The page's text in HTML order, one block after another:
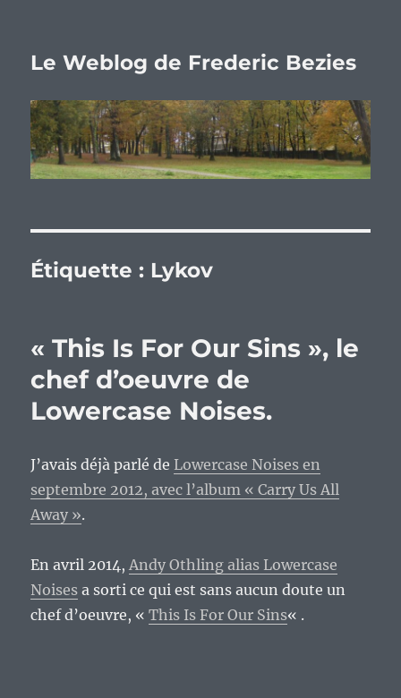
Le Weblog de Frederic Bezies
Étiquette : Lykov
« This Is For Our Sins », le
chef d’oeuvre de
Lowercase Noises.
J’avais déjà parlé de Lowercase Noises en
septembre 2012, avec l’album « Carry Us All
Away ».
En avril 2014,Andy Othling alias Lowercase
Noises a sorti ce qui est sans aucun doute un
chef d’oeuvre, «This Is For Our Sins« .